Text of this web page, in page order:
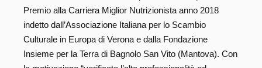
Premio alla Carriera Miglior Nutrizionista anno 2018
indetto dall’Associazione Italiana per lo Scambio
Culturale in Europa di Verona e dalla Fondazione
Insieme per la Terra di Bagnolo San Vito (Mantova). Con